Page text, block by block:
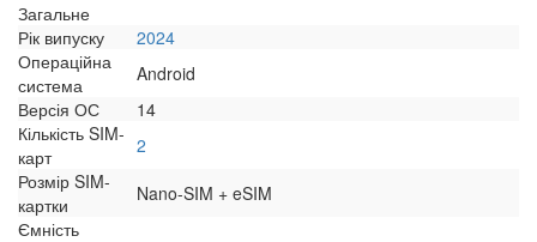
Загальне
Рік випуску
2024
Операційна
система
Android
Версія ОС
14
Кількість SIM-
карт
2
Розмір SIM-
картки
Nano-SIM + eSIM
Ємність